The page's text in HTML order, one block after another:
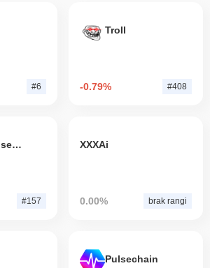
#6
Troll
-0.79% #408
HEX (Pulsechain)
#157
XXXAi
0.00% brak rangi
Pulsechain